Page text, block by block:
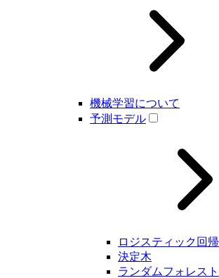
機械学習について
予測モデル
ロジスティック回帰
決定木
ランダムフォレスト